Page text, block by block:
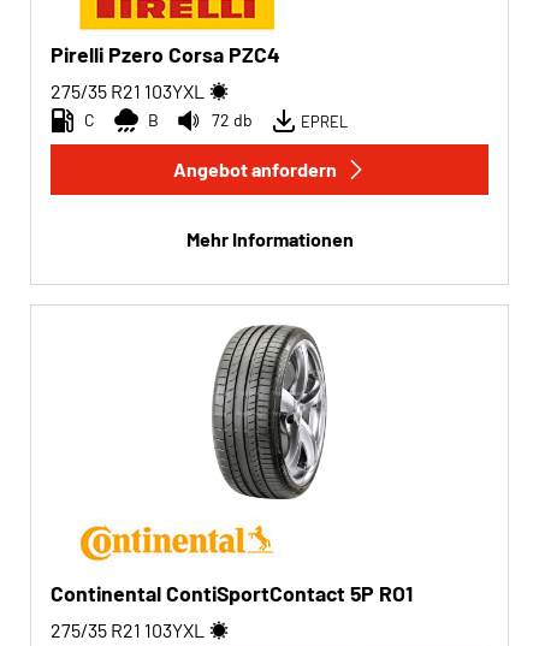
Pirelli Pzero Corsa PZC4
275/35 R21 103YXL
C B 72 db EPREL
Angebot anfordern
Mehr Informationen
Continental ContiSportContact 5P RO1
275/35 R21 103YXL